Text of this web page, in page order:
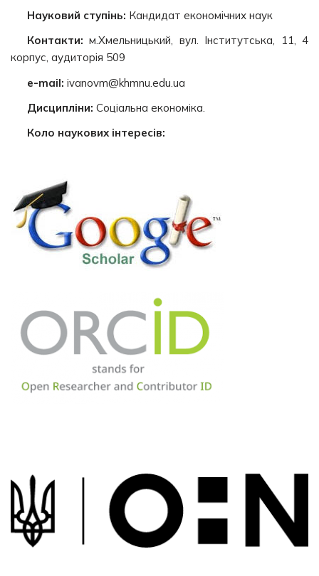
Науковий ступінь: Кандидат економічних наук
Контакти: м.Хмельницький, вул. Інститутська, 11, 4
корпус, аудиторія 509
e-mail: ivanovm@khmnu.edu.ua
Дисципліни: Соціальна економіка.
Коло наукових інтересів: